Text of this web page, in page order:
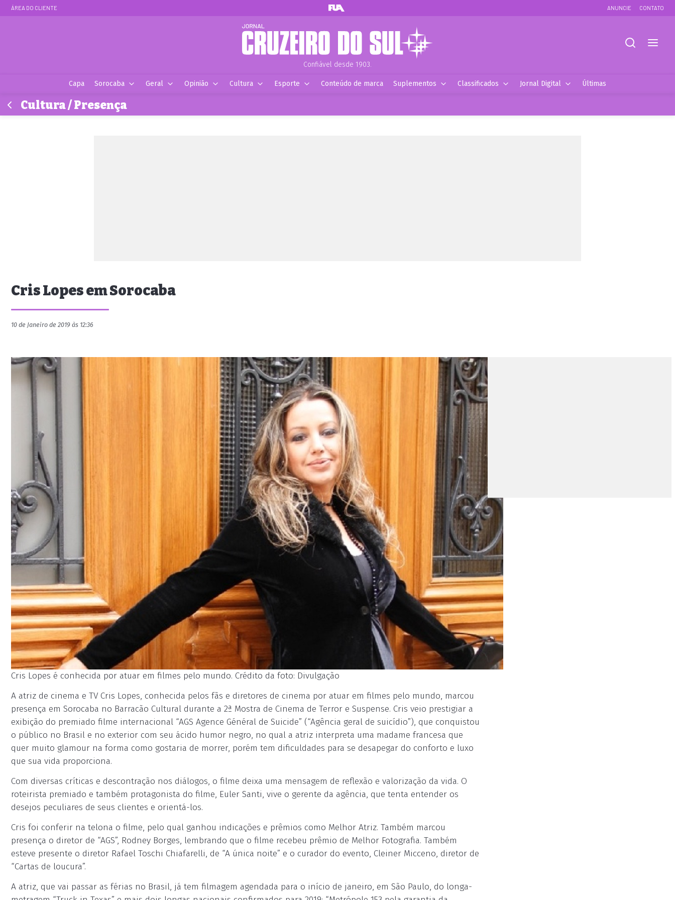
ÁREA DO CLIENTE ANUNCIE CONTATO
Confiável desde 1903.
Capa Sorocaba Geral Opinião Cultura Esporte Conteúdo de marca Suplementos Classificados Jornal Digital Últimas
Cultura / Presença
Cris Lopes em Sorocaba
10 de Janeiro de 2019 às 12:36
Cris Lopes é conhecida por atuar em filmes pelo mundo. Crédito da foto: Divulgação
A atriz de cinema e TV Cris Lopes, conhecida pelos fãs e diretores de cinema por atuar em filmes pelo mundo, marcou
presença em Sorocaba no Barracão Cultural durante a 2ª Mostra de Cinema de Terror e Suspense. Cris veio prestigiar a
exibição do premiado filme internacional “AGS Agence Général de Suicide” (“Agência geral de suicídio”), que conquistou
o público no Brasil e no exterior com seu ácido humor negro, no qual a atriz interpreta uma madame francesa que
quer muito glamour na forma como gostaria de morrer, porém tem dificuldades para se desapegar do conforto e luxo
que sua vida proporciona.
Com diversas críticas e descontração nos diálogos, o filme deixa uma mensagem de reflexão e valorização da vida. O
roteirista premiado e também protagonista do filme, Euler Santi, vive o gerente da agência, que tenta entender os
desejos peculiares de seus clientes e orientá-los.
Cris foi conferir na telona o filme, pelo qual ganhou indicações e prêmios como Melhor Atriz. Também marcou
presença o diretor de “AGS”, Rodney Borges, lembrando que o filme recebeu prêmio de Melhor Fotografia. Também
esteve presente o diretor Rafael Toschi Chiafarelli, de “A única noite” e o curador do evento, Cleiner Micceno, diretor de
“Cartas de loucura”.
A atriz, que vai passar as férias no Brasil, já tem filmagem agendada para o início de janeiro, em São Paulo, do longa-